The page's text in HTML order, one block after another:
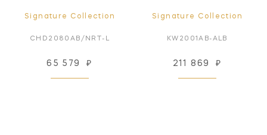
Signature Collection
CHD2080AB/NRT-L
65 579 ₽
Signature Collection
KW2001AB-ALB
211 869 ₽